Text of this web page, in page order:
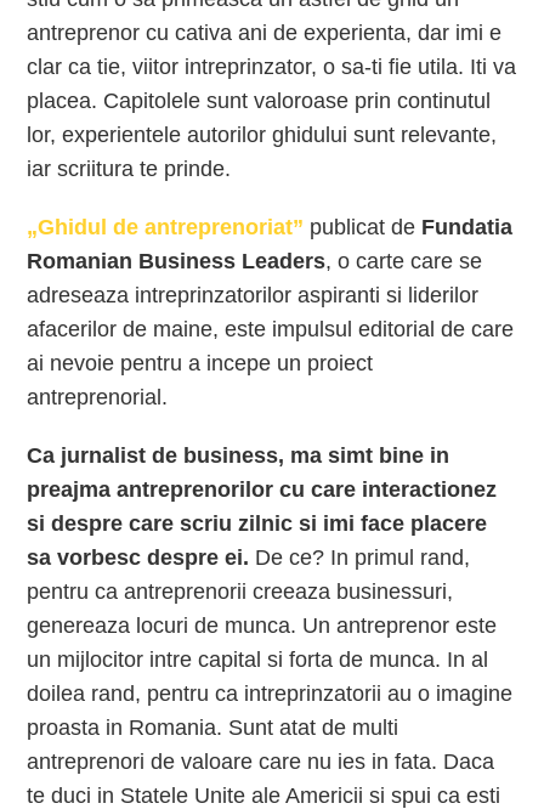
antreprenor cu cativa ani de experienta, dar imi e
clar ca tie, viitor intreprinzator, o sa-ti fie utila. Iti va
placea. Capitolele sunt valoroase prin continutul
lor, experientele autorilor ghidului sunt relevante,
iar scriitura te prinde.
„Ghidul de antreprenoriat” publicat de Fundatia
Romanian Business Leaders, o carte care se
adreseaza intreprinzatorilor aspiranti si liderilor
afacerilor de maine, este impulsul editorial de care
ai nevoie pentru a incepe un proiect
antreprenorial.
Ca jurnalist de business, ma simt bine in
preajma antreprenorilor cu care interactionez
si despre care scriu zilnic si imi face placere
sa vorbesc despre ei. De ce? In primul rand,
pentru ca antreprenorii creeaza businessuri,
genereaza locuri de munca. Un antreprenor este
un mijlocitor intre capital si forta de munca. In al
doilea rand, pentru ca intreprinzatorii au o imagine
proasta in Romania. Sunt atat de multi
antreprenori de valoare care nu ies in fata. Daca
te duci in Statele Unite ale Americii si spui ca esti